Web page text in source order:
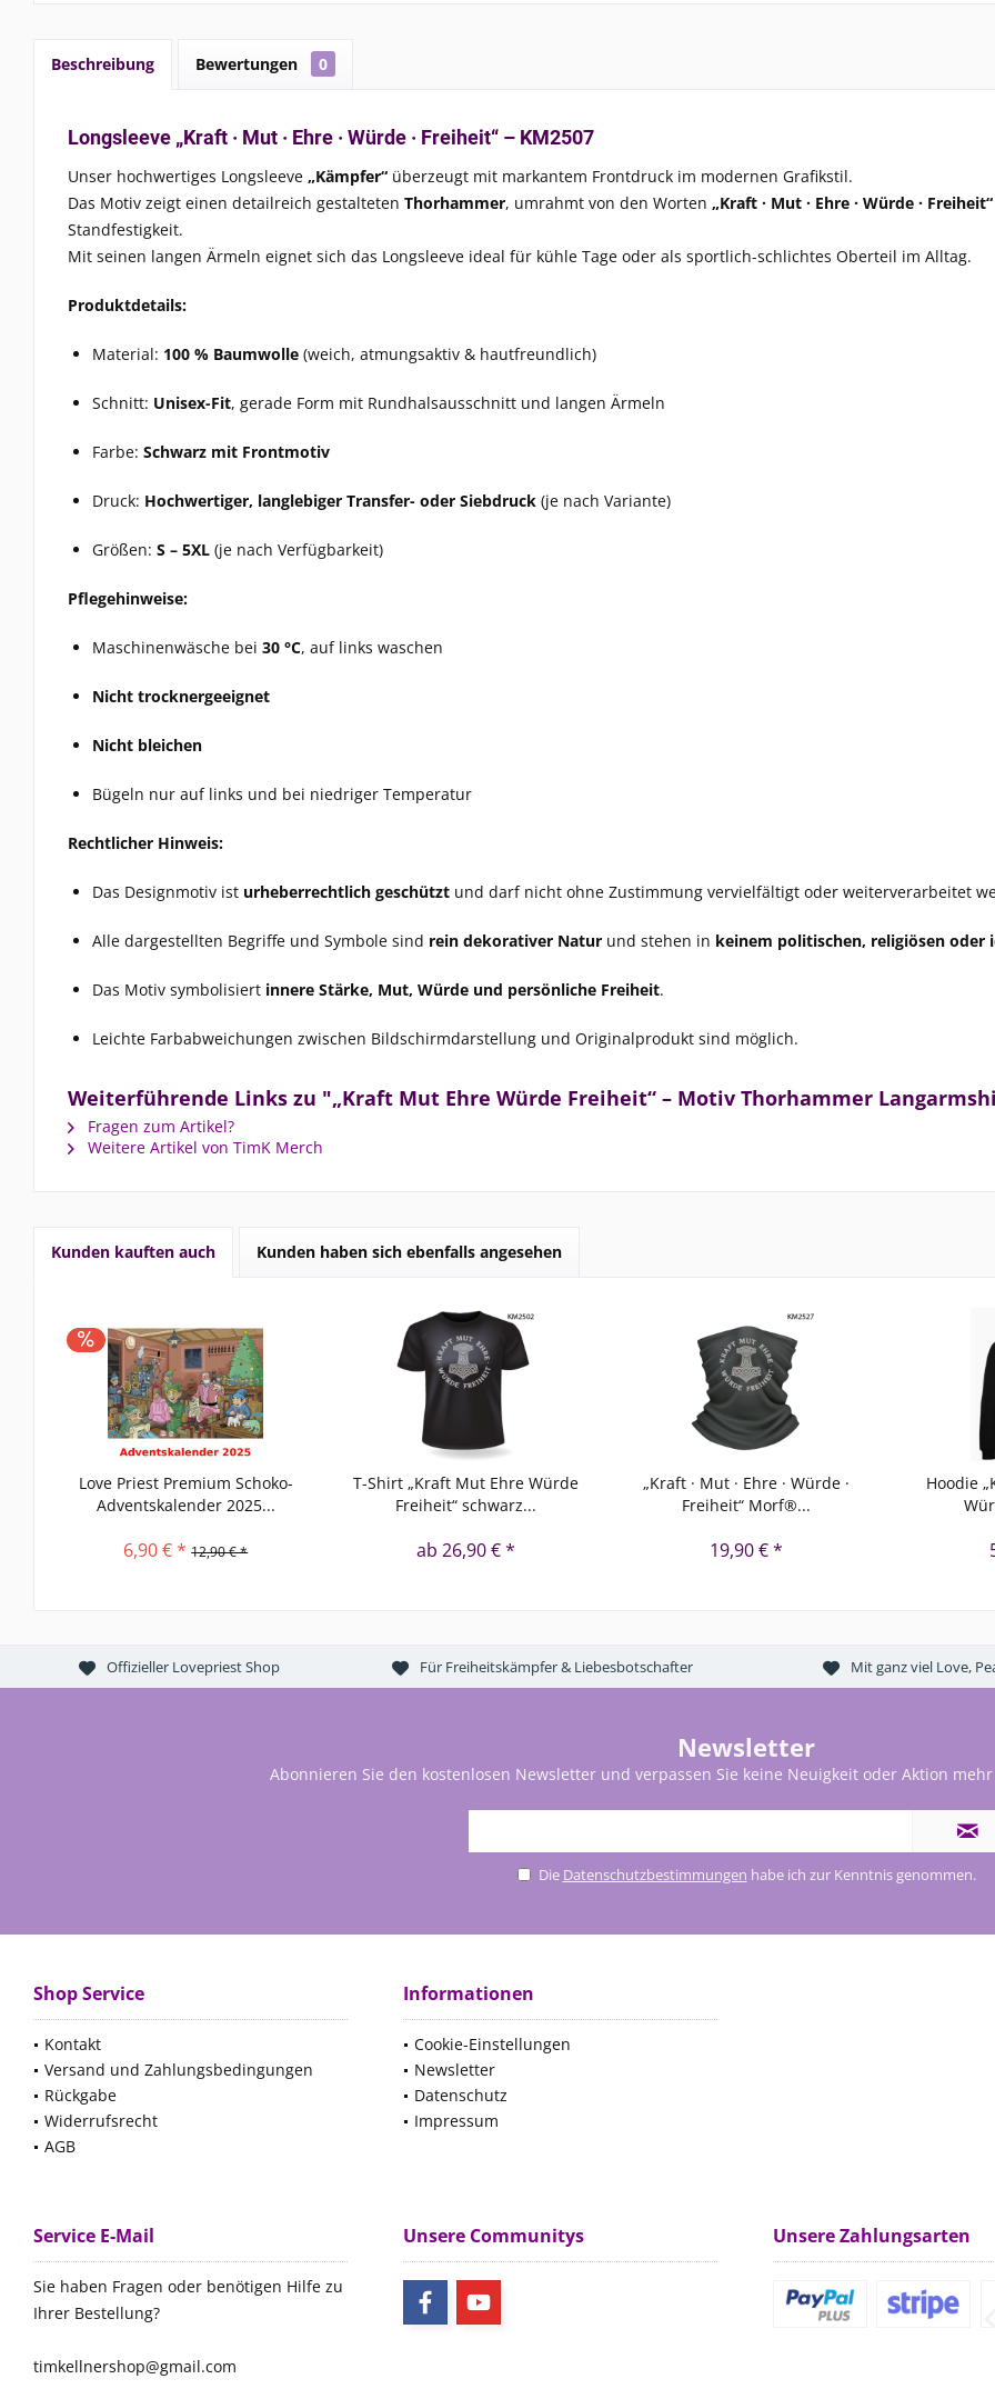
Beschreibung Bewertungen 0
Longsleeve „Kraft · Mut · Ehre · Würde · Freiheit“ – KM2507
Unser hochwertiges Longsleeve „Kämpfer“ überzeugt mit markantem Frontdruck im modernen Grafikstil.
Das Motiv zeigt einen detailreich gestalteten Thorhammer, umrahmt von den Worten „Kraft · Mut · Ehre · Würde · Freiheit“
Standfestigkeit.
Mit seinen langen Ärmeln eignet sich das Longsleeve ideal für kühle Tage oder als sportlich-schlichtes Oberteil im Alltag.
Produktdetails:
Material: 100 % Baumwolle (weich, atmungsaktiv & hautfreundlich)
Schnitt: Unisex-Fit, gerade Form mit Rundhalsausschnitt und langen Ärmeln
Farbe: Schwarz mit Frontmotiv
Druck: Hochwertiger, langlebiger Transfer- oder Siebdruck (je nach Variante)
Größen: S – 5XL (je nach Verfügbarkeit)
Pflegehinweise:
Maschinenwäsche bei 30 °C, auf links waschen
Nicht trocknergeeignet
Nicht bleichen
Bügeln nur auf links und bei niedriger Temperatur
Rechtlicher Hinweis:
Das Designmotiv ist urheberrechtlich geschützt und darf nicht ohne Zustimmung vervielfältigt oder weiterverarbeitet
Alle dargestellten Begriffe und Symbole sind rein dekorativer Natur und stehen in keinem politischen, religiösen oder
Das Motiv symbolisiert innere Stärke, Mut, Würde und persönliche Freiheit.
Leichte Farbabweichungen zwischen Bildschirmdarstellung und Originalprodukt sind möglich.
Weiterführende Links zu "„Kraft Mut Ehre Würde Freiheit“ – Motiv Thorhammer
Fragen zum Artikel?
Weitere Artikel von TimK Merch
Kunden kauften auch Kunden haben sich ebenfalls angesehen
Love Priest Premium Schoko-
Adventskalender 2025...
6,90 € * 12,90 € *
T-Shirt „Kraft Mut Ehre Würde
Freiheit“ schwarz...
ab 26,90 € *
„Kraft · Mut · Ehre · Würde ·
Freiheit“ Morf®...
19,90 € *
Hoodie
Offizieller Lovepriest Shop Für Freiheitskämpfer & Liebesbotschafter Mit ganz viel Love,
Newsletter
Abonnieren Sie den kostenlosen Newsletter und verpassen Sie keine Neuigkeit oder Aktion
Die Datenschutzbestimmungen habe ich zur Kenntnis genommen.
Shop Service
Kontakt
Versand und Zahlungsbedingungen
Rückgabe
Widerrufsrecht
AGB
Informationen
Cookie-Einstellungen
Newsletter
Datenschutz
Impressum
Service E-Mail
Sie haben Fragen oder benötigen Hilfe zu
Ihrer Bestellung?
timkellnershop@gmail.com
Unsere Communitys Unsere Zahlungsarten